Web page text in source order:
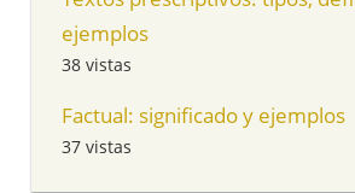
ejemplos
38 vistas
Factual: significado y ejemplos
37 vistas